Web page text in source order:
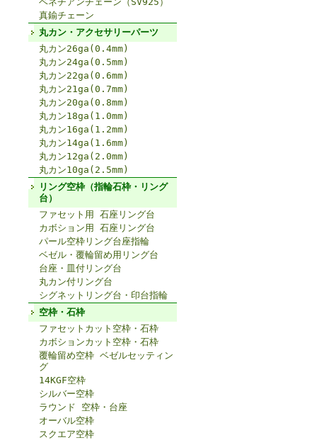
真鍮チェーン
丸カン・アクセサリーパーツ
丸カン26ga(0.4mm)
丸カン24ga(0.5mm)
丸カン22ga(0.6mm)
丸カン21ga(0.7mm)
丸カン20ga(0.8mm)
丸カン18ga(1.0mm)
丸カン16ga(1.2mm)
丸カン14ga(1.6mm)
丸カン12ga(2.0mm)
丸カン10ga(2.5mm)
リング空枠（指輪石枠・リング
台）
ファセット用 石座リング台
カボション用 石座リング台
パール空枠リング台座指輪
ベゼル・覆輪留め用リング台
台座・皿付リング台
丸カン付リング台
シグネットリング台・印台指輪
空枠・石枠
ファセットカット空枠・石枠
カボションカット空枠・石枠
覆輪留め空枠 ベゼルセッティン
グ
14KGF空枠
シルバー空枠
ラウンド 空枠・台座
オーバル空枠
スクエア空枠